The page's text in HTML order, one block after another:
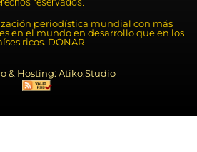
periodística mundial con más
en el mundo en desarrollo que en los
ricos. DONAR
& Hosting: Atiko.Studio